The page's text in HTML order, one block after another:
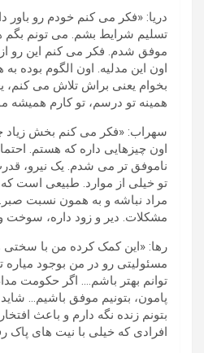
دریا: «فکر می کنم خودم رو باور
تسلیم شرایط بشم. می تونم بگم
موفق شدم. فکر می کنم این رو از
اون این مدلیه. اون الگوم بوده
بخوام یعنی براش تلاش می
همینه تو درسم، تو کارم همیشه
سهراب: «فکر می کنم بخش زیاد
اون چیزهایی داره که هستم.
ناموفق تر می شدم. یک نیرو،
تو خیلی از موارد. طبیعی است
مراد نباشه و به همون نسبت
مشکلات. دیر و زود داره، سوخت
رها: «این کمک کرده من با سختی
مسئولیتی رو در من بوجود
توانم بهتر باشم…. اگر حکومت
پامون، بتونیم موفق باشیم…
بتونم زنده نگه دارم و باعث
افرادی که خیلی با نیت های پاک